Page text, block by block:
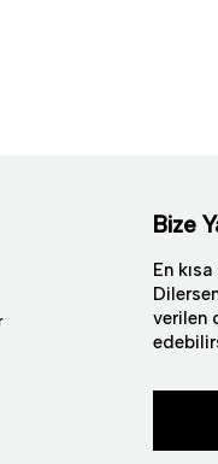
Bize
En
verilen